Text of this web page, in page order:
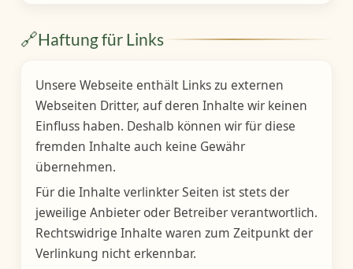
🔗Haftung für Links
Unsere Webseite enthält Links zu externen
Webseiten Dritter, auf deren Inhalte wir keinen
Einfluss haben. Deshalb können wir für diese
fremden Inhalte auch keine Gewähr
übernehmen.
Für die Inhalte verlinkter Seiten ist stets der
jeweilige Anbieter oder Betreiber verantwortlich.
Rechtswidrige Inhalte waren zum Zeitpunkt der
Verlinkung nicht erkennbar.